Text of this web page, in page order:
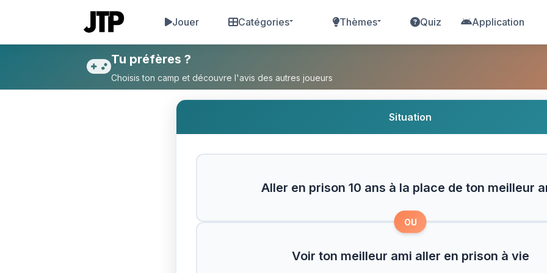
Jouer Catégories Thèmes Quiz Application
Tu préfères Aller en prison 10 ans à la place de ton meilleur ami ou Voir ton
Tu préfères ?
Choisis ton camp et découvre l'avis des autres joueurs
Situation
Aller en prison 10 ans à la place de ton meilleur
OU
Voir ton meilleur ami aller en prison à vie